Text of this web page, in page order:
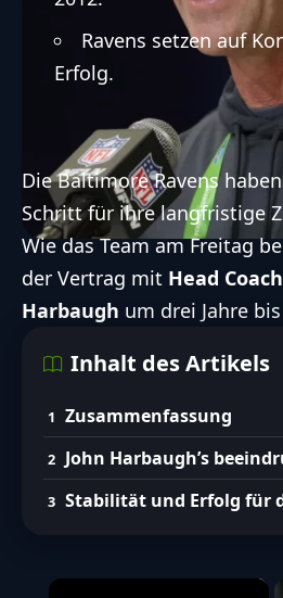
Ravens setzen auf
Erfolg.
Die Baltimore Ravens
Schritt für ihre langfristige
Wie das Team am Freitag
der Vertrag mit Head
Harbaugh um drei Jahre
Inhalt des Artikels
Zusammenfassung
John Harbaugh’s
Stabilität und Erfolg für
×